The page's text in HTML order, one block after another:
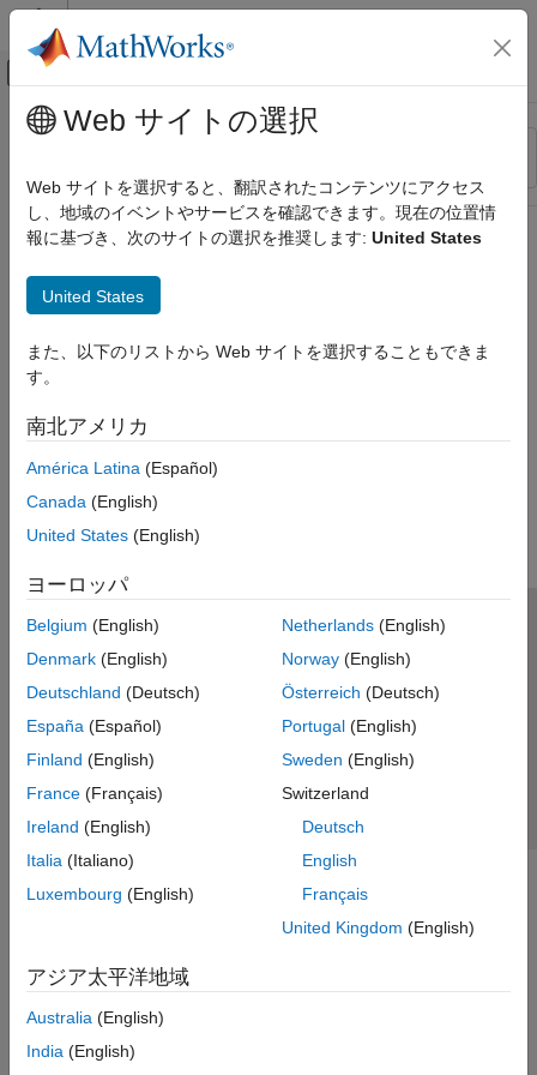
コンテンツへスキップ
オフキャンバス ナビゲーション メ
リソース
ステータス
メインコンテンツ
Web サイトの選択
Web サイトを選択すると、翻訳されたコンテンツにアクセス
し、地域のイベントやサービスを確認できます。現在の位置情
報に基づき、次のサイトの選択を推奨します: United States
United States
また、以下のリストから Web サイトを選択することもできま
す。
南北アメリカ
América Latina (Español)
Canada (English)
United States (English)
ヨーロッパ
Belgium (English)
Denmark (English)
Deutschland (Deutsch)
España (Español)
Finland (English)
France (Français)
Ireland (English)
Italia (Italiano)
Luxembourg (English)
Netherlands(English)
Norway(English)
Österreich (Deutsch)
Portugal(English)
Sweden (English)
Switzerland
Deutsch
English
Français
United Kingdom (English)
アジア太平洋地域
Australia (English)
India (English)
トラストセンター
プライバシー ポリシー
違法コピー防止
アプリケーション ステータス
© 1994-2026 The MathWorks, Inc.